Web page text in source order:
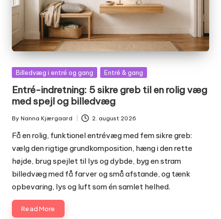
Posted
Billedvæg i entré og gang Entré & gang
Entré-indretning: 5 sikre greb til en rolig væg
med spejl og billedvæg
Posted
by
By Nanna Kjærgaard 2. august 2026
Få en rolig, funktionel entrévæg med fem sikre greb:
vælg den rigtige grundkomposition, hæng i den rette
højde, brug spejlet til lys og dybde, byg en stram
billedvæg med få farver og små afstande, og tænk
opbevaring, lys og luft som én samlet helhed.
Read More